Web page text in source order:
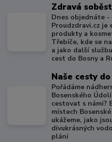
Zdravá
Dnes objednáte -
Proudzdravi.cz je
produkty a
Třebíče, kde se
a jako další
cest do Bosny a
Naše cesty
Pořádáme
Bosenského
cestovat s námi?
místech
ukážeme, jako
divukrásných
plání